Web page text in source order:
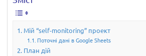
Мій “self-monitoring” проект
Поточні дані в Google Sheets
План дій